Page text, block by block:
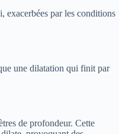
exacerbées par les conditions
une dilatation qui finit par
de profondeur. Cette